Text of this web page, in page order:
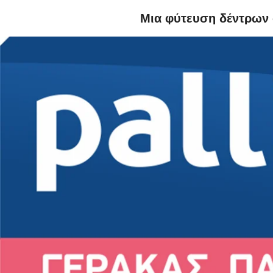
Ο
Μια φύτευση δέντρων